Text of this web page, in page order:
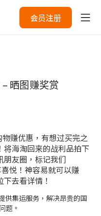
会员注册
晒图赚奖赏
赚优惠，有想过买完之
海淘回来的战利品拍下
朋友圈，标记我们
悦！神容易就可以赚
去看详情！
供集运服务，解决昂贵的国
题。